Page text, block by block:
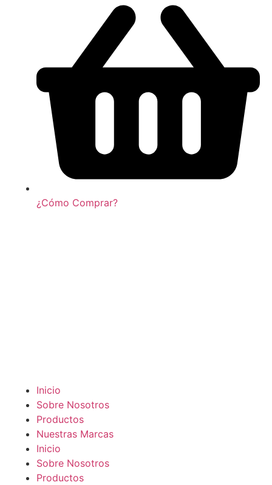
¿Cómo Comprar?
Inicio
Sobre Nosotros
Productos
Nuestras Marcas
Inicio
Sobre Nosotros
Productos